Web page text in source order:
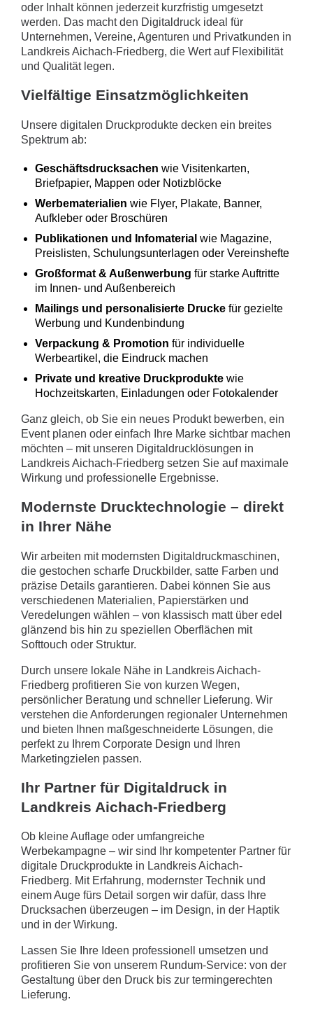
oder Inhalt können jederzeit kurzfristig umgesetzt
werden. Das macht den Digitaldruck ideal für
Unternehmen, Vereine, Agenturen und Privatkunden in
Landkreis Aichach-Friedberg, die Wert auf Flexibilität
und Qualität legen.
Vielfältige Einsatzmöglichkeiten
Unsere digitalen Druckprodukte decken ein breites
Spektrum ab:
Geschäftsdrucksachen wie Visitenkarten,
Briefpapier, Mappen oder Notizblöcke
Werbematerialien wie Flyer, Plakate, Banner,
Aufkleber oder Broschüren
Publikationen und Infomaterial wie Magazine,
Preislisten, Schulungsunterlagen oder Vereinshefte
Großformat & Außenwerbung für starke Auftritte
im Innen- und Außenbereich
Mailings und personalisierte Drucke für gezielte
Werbung und Kundenbindung
Verpackung & Promotion für individuelle
Werbeartikel, die Eindruck machen
Private und kreative Druckprodukte wie
Hochzeitskarten, Einladungen oder Fotokalender
Ganz gleich, ob Sie ein neues Produkt bewerben, ein
Event planen oder einfach Ihre Marke sichtbar machen
möchten – mit unseren Digitaldrucklösungen in
Landkreis Aichach-Friedberg setzen Sie auf maximale
Wirkung und professionelle Ergebnisse.
Modernste Drucktechnologie – direkt
in Ihrer Nähe
Wir arbeiten mit modernsten Digitaldruckmaschinen,
die gestochen scharfe Druckbilder, satte Farben und
präzise Details garantieren. Dabei können Sie aus
verschiedenen Materialien, Papierstärken und
Veredelungen wählen – von klassisch matt über edel
glänzend bis hin zu speziellen Oberflächen mit
Softtouch oder Struktur.
Durch unsere lokale Nähe in Landkreis Aichach-
Friedberg profitieren Sie von kurzen Wegen,
persönlicher Beratung und schneller Lieferung. Wir
verstehen die Anforderungen regionaler Unternehmen
und bieten Ihnen maßgeschneiderte Lösungen, die
perfekt zu Ihrem Corporate Design und Ihren
Marketingzielen passen.
Ihr Partner für Digitaldruck in
Landkreis Aichach-Friedberg
Ob kleine Auflage oder umfangreiche
Werbekampagne – wir sind Ihr kompetenter Partner für
digitale Druckprodukte in Landkreis Aichach-
Friedberg. Mit Erfahrung, modernster Technik und
einem Auge fürs Detail sorgen wir dafür, dass Ihre
Drucksachen überzeugen – im Design, in der Haptik
und in der Wirkung.
Lassen Sie Ihre Ideen professionell umsetzen und
profitieren Sie von unserem Rundum-Service: von der
Gestaltung über den Druck bis zur termingerechten
Lieferung.